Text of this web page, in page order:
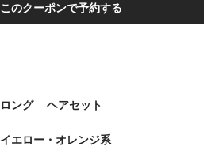
このクーポンで予約する
ロング ヘアセット
イエロー・オレンジ系